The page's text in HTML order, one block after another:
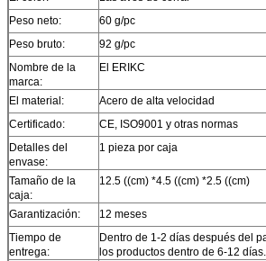
Peso neto:
60 g/pc
Peso bruto:
92 g/pc
Nombre de la
marca:
El ERIKC
El material:
Acero de alta velocidad
Certificado:
CE, ISO9001 y otras normas
Detalles del
envase:
1 pieza por caja
Tamaño de la
caja:
12.5 ((cm) *4.5 ((cm) *2.5 ((cm)
Garantización:
12 meses
Tiempo de
entrega:
Dentro de 1-2 días después del
los productos dentro de 6-12 días.